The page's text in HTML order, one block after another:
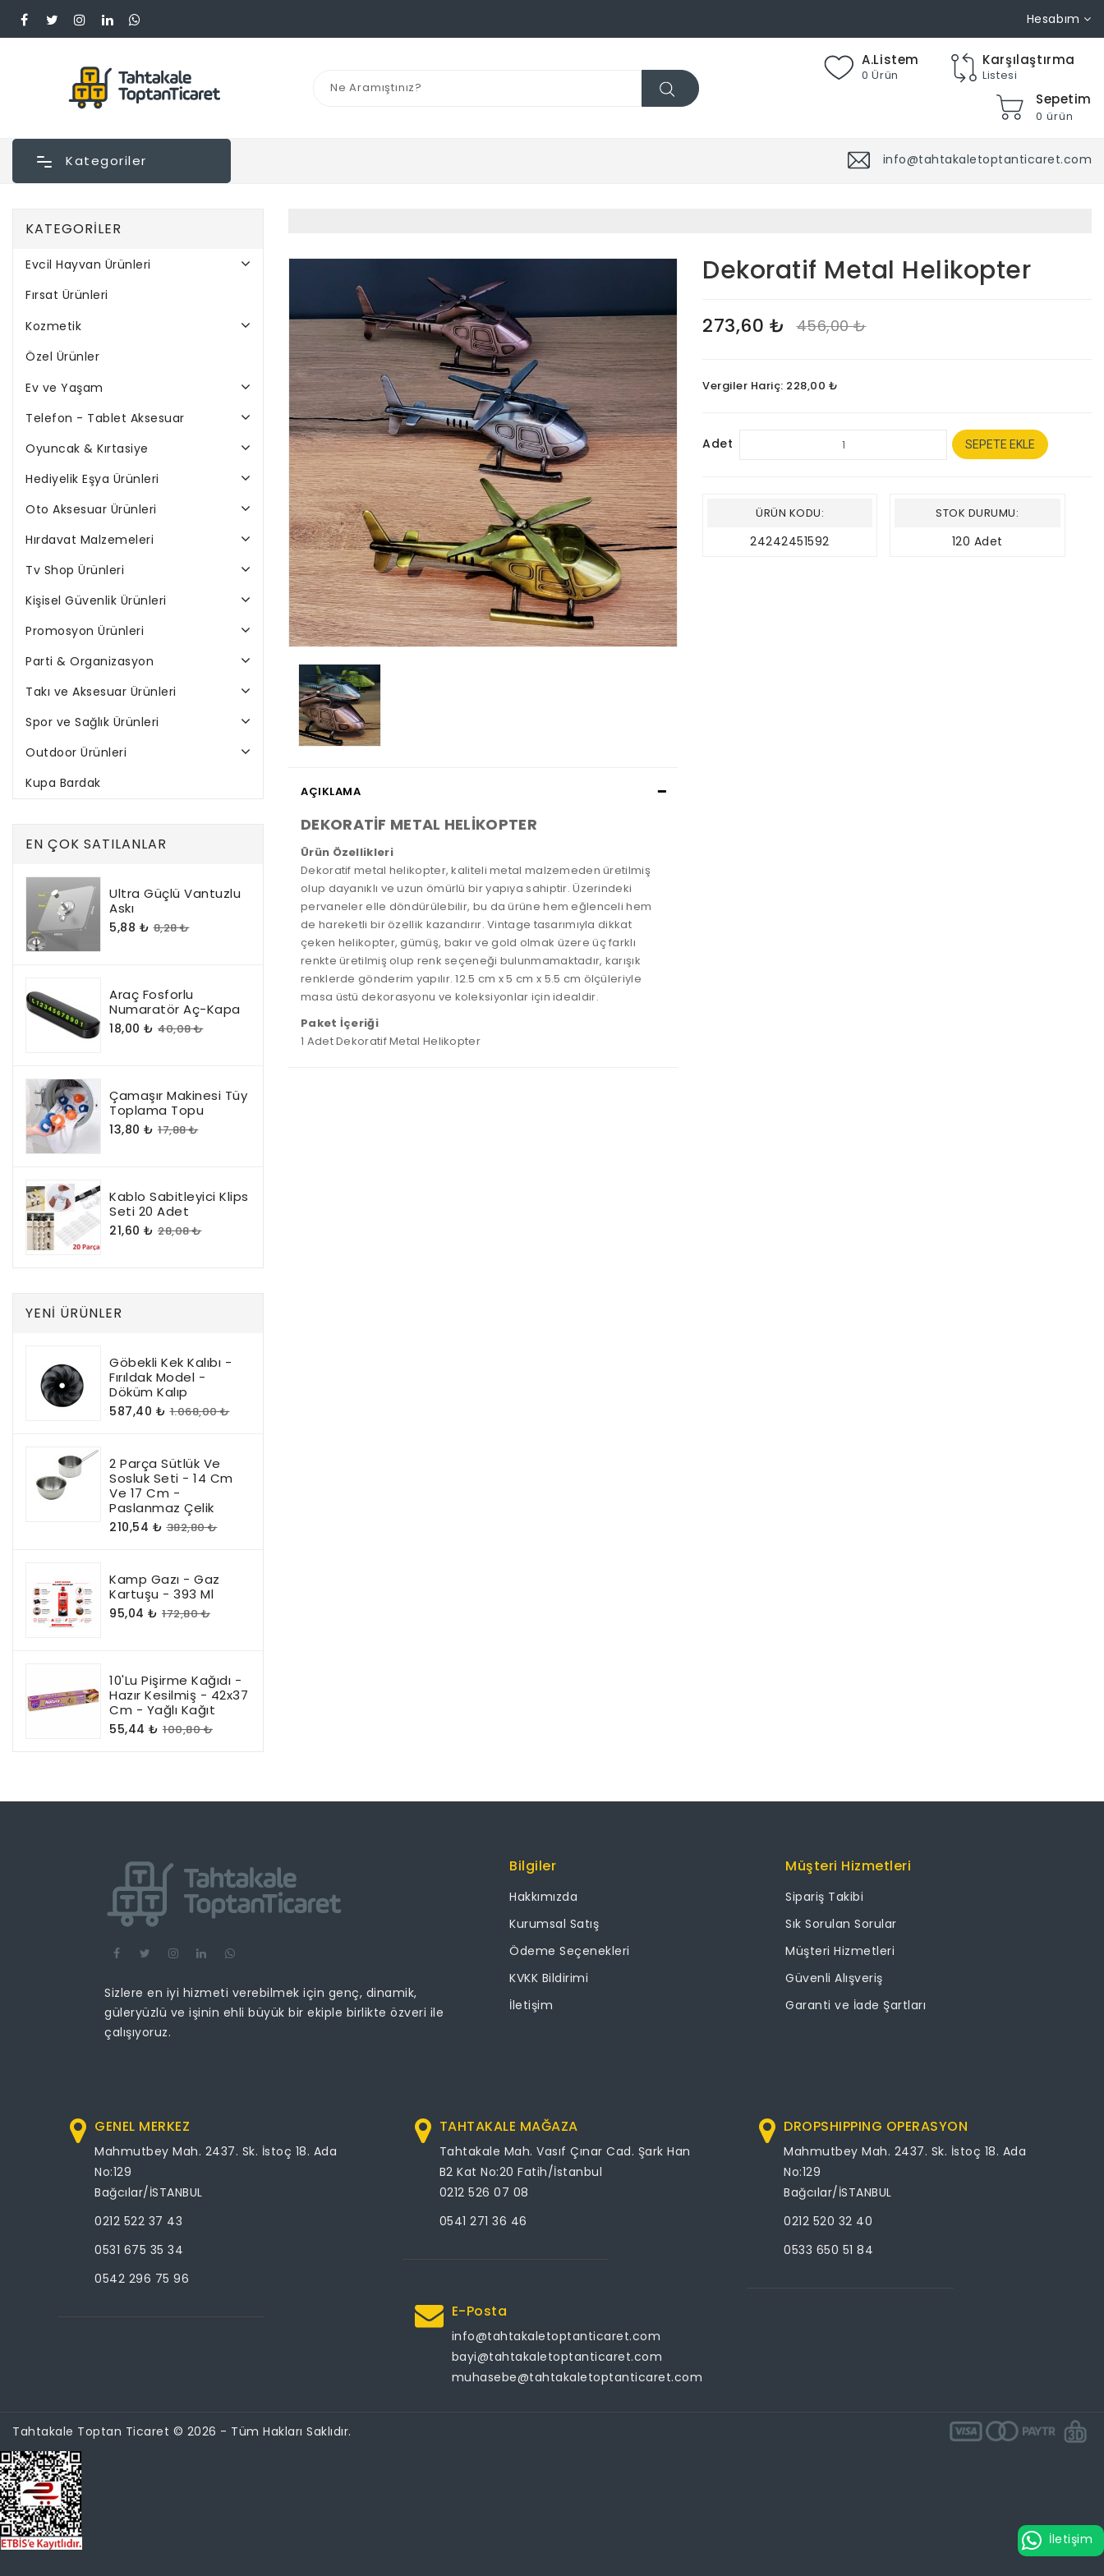
Hesabım
A.Listem
0 Ürün
Karşılaştırma
Listesi
Sepetim
0 ürün
Kategoriler info@tahtakaletoptanticaret.com
KATEGORILER
Evcil Hayvan Ürünleri
Fırsat Ürünleri
Kozmetik
Özel Ürünler
Ev ve Yaşam
Telefon - Tablet Aksesuar
Oyuncak & Kırtasiye
Hediyelik Eşya Ürünleri
Oto Aksesuar Ürünleri
Hırdavat Malzemeleri
Tv Shop Ürünleri
Kişisel Güvenlik Ürünleri
Promosyon Ürünleri
Parti & Organizasyon
Takı ve Aksesuar Ürünleri
Spor ve Sağlık Ürünleri
Outdoor Ürünleri
Kupa Bardak
EN ÇOK SATILANLAR
Ultra Güçlü Vantuzlu
Askı
5,88 ₺ 8,28 ₺
Araç Fosforlu
Numaratör Aç-Kapa
18,00 ₺ 40,08 ₺
Çamaşır Makinesi Tüy
Toplama Topu
13,80 ₺ 17,88 ₺
Kablo Sabitleyici Klips
Seti 20 Adet
21,60 ₺ 28,08 ₺
YENI ÜRÜNLER
Göbekli Kek Kalıbı -
Fırıldak Model -
Döküm Kalıp
587,40 ₺ 1.068,00 ₺
2 Parça Sütlük Ve
Sosluk Seti - 14 Cm
Ve 17 Cm -
Paslanmaz Çelik
210,54 ₺ 382,80 ₺
Kamp Gazı - Gaz
Kartuşu - 393 Ml
95,04 ₺ 172,80 ₺
10'lu Pişirme Kağıdı -
Hazır Kesilmiş - 42x37
Cm - Yağlı Kağıt
55,44 ₺ 100,80 ₺
AÇIKLAMA
DEKORATİF METAL HELİKOPTER
Ürün Özellikleri
Dekoratif metal helikopter, kaliteli metal malzemeden üretilmiş
olup dayanıklı ve uzun ömürlü bir yapıya sahiptir. Üzerindeki
pervaneler elle döndürülebilir, bu da ürüne hem eğlenceli hem
de hareketli bir özellik kazandırır. Vintage tasarımıyla dikkat
çeken helikopter, gümüş, bakır ve gold olmak üzere üç farklı
renkte üretilmiş olup renk seçeneği bulunmamaktadır, karışık
renklerde gönderim yapılır. 12.5 cm x 5 cm x 5.5 cm ölçüleriyle
masa üstü dekorasyonu ve koleksiyonlar için idealdir.
Paket İçeriği
1 Adet Dekoratif Metal Helikopter
Dekoratif Metal Helikopter
273,60 ₺ 456,00 ₺
Vergiler Hariç: 228,00 ₺
Adet SEPETE EKLE
ÜRÜN KODU:
24242451592
STOK DURUMU:
120 Adet
Sizlere en iyi hizmeti verebilmek için genç, dinamik,
güleryüzlü ve işinin ehli büyük bir ekiple birlikte özveri ile
çalışıyoruz.
Bilgiler
Hakkımızda
Kurumsal Satış
Ödeme Seçenekleri
KVKK Bildirimi
İletişim
Müşteri Hizmetleri
Sipariş Takibi
Sık Sorulan Sorular
Müşteri Hizmetleri
Güvenli Alışveriş
Garanti ve İade Şartları
GENEL MERKEZ
Mahmutbey Mah. 2437. Sk. İstoç 18. Ada
No:129
Bağcılar/İSTANBUL
0212 522 37 43
0531 675 35 34
0542 296 75 96
TAHTAKALE MAĞAZA
Tahtakale Mah. Vasıf Çınar Cad. Şark Han
B2 Kat No:20 Fatih/İstanbul
0212 526 07 08
0541 271 36 46
DROPSHIPPING OPERASYON
Mahmutbey Mah. 2437. Sk. İstoç 18. Ada
No:129
Bağcılar/İSTANBUL
0212 520 32 40
0533 650 51 84
E-Posta
info@tahtakaletoptanticaret.com
bayi@tahtakaletoptanticaret.com
muhasebe@tahtakaletoptanticaret.com
Tahtakale Toptan Ticaret © 2026 - Tüm Hakları Saklıdır.
İletişim